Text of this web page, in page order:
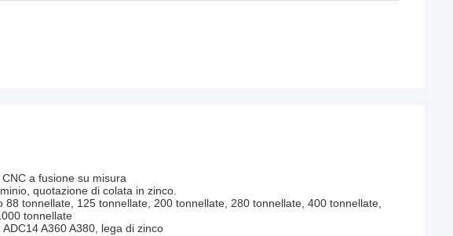
a fusione su misura
quotazione di colata in zinco.
88 tonnellate, 125 tonnellate, 200 tonnellate, 280 tonnellate, 400 tonnellate,
tonnellate
A360 A380, lega di zinco